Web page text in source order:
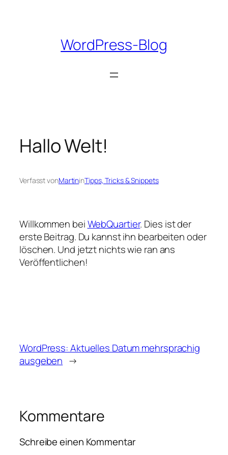
WordPress-Blog
Hallo Welt!
Verfasst vonMartininTipps, Tricks & Snippets
Willkommen beiWebQuartier. Dies ist der
erste Beitrag. Du kannst ihn bearbeiten oder
löschen. Und jetzt nichts wie ran ans
Veröffentlichen!
WordPress: Aktuelles Datum mehrsprachig
ausgeben →
Kommentare
Schreibe einen Kommentar